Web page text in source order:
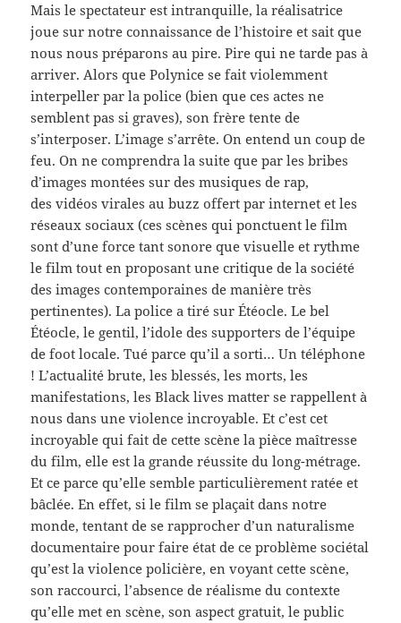
Mais le spectateur est intranquille, la réalisatrice
joue sur notre connaissance de l’histoire et sait que
nous nous préparons au pire. Pire qui ne tarde pas à
arriver. Alors que Polynice se fait violemment
interpeller par la police (bien que ces actes ne
semblent pas si graves), son frère tente de
s’interposer. L’image s’arrête. On entend un coup de
feu. On ne comprendra la suite que par les bribes
d’images montées sur des musiques de rap,
des vidéos virales au buzz offert par internet et les
réseaux sociaux (ces scènes qui ponctuent le film
sont d’une force tant sonore que visuelle et rythme
le film tout en proposant une critique de la société
des images contemporaines de manière très
pertinentes). La police a tiré sur Étéocle. Le bel
Étéocle, le gentil, l’idole des supporters de l’équipe
de foot locale. Tué parce qu’il a sorti… Un téléphone
! L’actualité brute, les blessés, les morts, les
manifestations, les Black lives matter se rappellent à
nous dans une violence incroyable. Et c’est cet
incroyable qui fait de cette scène la pièce maîtresse
du film, elle est la grande réussite du long-métrage.
Et ce parce qu’elle semble particulièrement ratée et
bâclée. En effet, si le film se plaçait dans notre
monde, tentant de se rapprocher d’un naturalisme
documentaire pour faire état de ce problème sociétal
qu’est la violence policière, en voyant cette scène,
son raccourci, l’absence de réalisme du contexte
qu’elle met en scène, son aspect gratuit, le public